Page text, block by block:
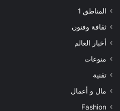
المناطق 1
ثقافة وفنون
أخبار العالم
منوعات
تقنية
مال و أعمال
Fashion